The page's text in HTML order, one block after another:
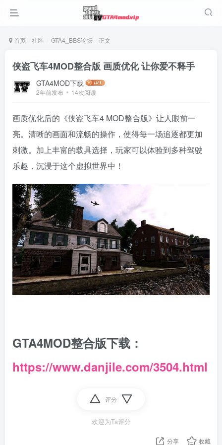
首页 社区 GTA4_BBS论坛 正文
侠盗飞车4MOD整合版 画质优化 让你爱不释手
GTA4MOD下载
2年前发布 14次阅读
画质优化后的《侠盗飞车4 MOD整合版》让人眼前一
亮。清晰的画面和流畅的操作，使得每一场追逐都更加
刺激。加上丰富的载具选择，玩家可以体验到多种驾驶
乐趣，沉浸于这个虚拟世界中！
GTA4MOD整合版下载：
https://www.danjile.com/3504.html
评分
欢迎为Ta评分
分享 收藏